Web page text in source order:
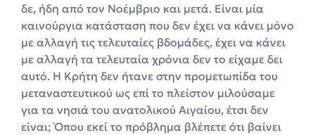
δε, ήδη από τον Νοέμβριο και μετά. Είναι μία
καινούργια κατάσταση που δεν έχει να κάνει μόνο
με αλλαγή τις τελευταίες βδομάδες, έχει να κάνει
με αλλαγή τα τελευταία χρόνια δεν το είχαμε δει
αυτό. Η Κρήτη δεν ήτανε στην προμετωπίδα του
μεταναστευτικού ως επί το πλείστον μιλούσαμε
για τα νησιά του ανατολικού Αιγαίου, έτσι δεν
είναι; Όπου εκεί το πρόβλημα βλέπετε ότι βαίνει